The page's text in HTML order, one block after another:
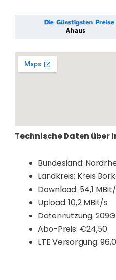
Technische Daten über
Bundesland:
Landkreis: Kreis
Download: 54,1
Upload: 10,2 MBit/s
Datennutzung:
Abo-Preis: €24,50
LTE Versorgung: